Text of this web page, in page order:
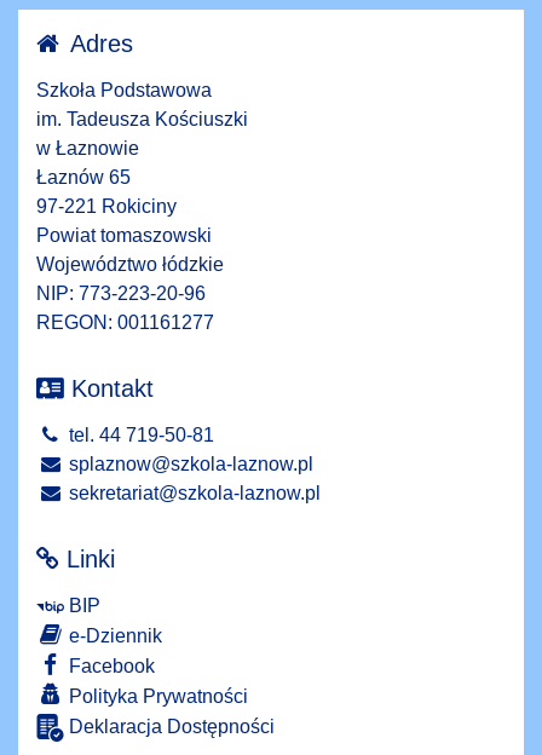
Adres
Szkoła Podstawowa
im. Tadeusza Kościuszki
w Łaznowie
Łaznów 65
97-221 Rokiciny
Powiat tomaszowski
Województwo łódzkie
NIP: 773-223-20-96
REGON: 001161277
Kontakt
tel. 44 719-50-81
splaznow@szkola-laznow.pl
sekretariat@szkola-laznow.pl
Linki
BIP
e-Dziennik
Facebook
Polityka Prywatności
Deklaracja Dostępności